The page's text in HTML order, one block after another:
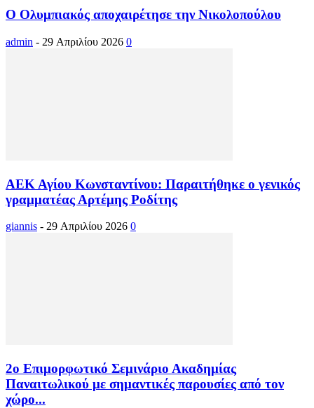
Ο Ολυμπιακός αποχαιρέτησε την Νικολοπούλου
admin - 29 Απριλίου 2026 0
ΑΕΚ Αγίου Κωνσταντίνου: Παραιτήθηκε ο γενικός
γραμματέας Αρτέμης Ροδίτης
giannis - 29 Απριλίου 2026 0
2ο Επιμορφωτικό Σεμινάριο Ακαδημίας
Παναιτωλικού με σημαντικές παρουσίες από τον
χώρο...